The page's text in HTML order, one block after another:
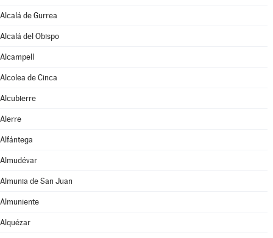
Alcalá de Gurrea
Alcalá del Obispo
Alcampell
Alcolea de Cinca
Alcubierre
Alerre
Alfántega
Almudévar
Almunia de San Juan
Almuniente
Alquézar